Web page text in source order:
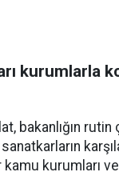
kurumlarla
bakanlığın rutin
kurumları